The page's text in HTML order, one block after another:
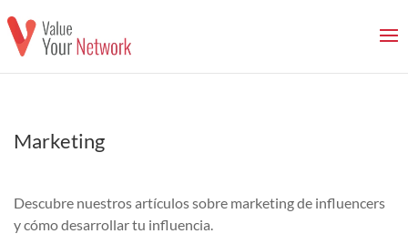
Marketing
Descubre nuestros artículos sobre marketing de influencers
y cómo desarrollar tu influencia.